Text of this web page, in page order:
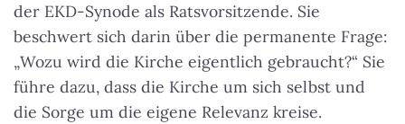
der EKD-Synode als Ratsvorsitzende. Sie
beschwert sich darin über die permanente Frage:
„Wozu wird die Kirche eigentlich gebraucht?“ Sie
führe dazu, dass die Kirche um sich selbst und
die Sorge um die eigene Relevanz kreise.